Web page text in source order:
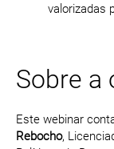
valorizadas
Sobre a
Este webinar
Rebocho,